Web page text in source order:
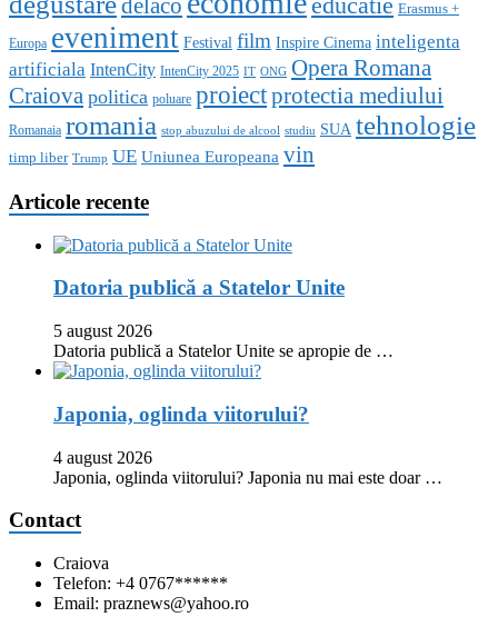
delaco educatie Erasmus +
Europa eveniment Festival film Inspire Cinema inteligenta
artificiala IntenCity IntenCity 2025 IT ONG Opera Romana
Craiova politica poluare proiectprotectia mediului
Romanaia romania stop abuzului de alcool studiu SUA tehnologie
timp liber Trump UE Uniunea Europeana vin
Articole recente
Datoria publică a Statelor Unite
5 august 2026
Datoria publică a Statelor Unite se apropie de …
Japonia, oglinda viitorului?
4 august 2026
Japonia, oglinda viitorului? Japonia nu mai este doar …
Contact
Craiova
Telefon: +4 0767******
Email: praznews@yahoo.ro